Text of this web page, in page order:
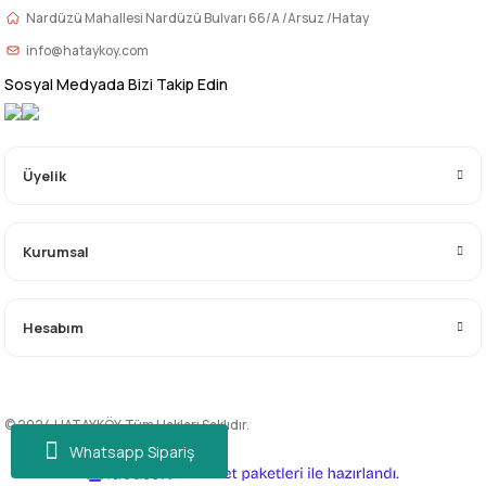
Whatsapp Sipariş
Nardüzü Mahallesi Nardüzü Bulvarı 66/A /Arsuz /Hatay
info@hataykoy.com
Sosyal Medyada Bizi Takip Edin
Üyelik
Kurumsal
Hesabım
© 2024 HATAYKÖY. Tüm Hakları Saklıdır.
e-